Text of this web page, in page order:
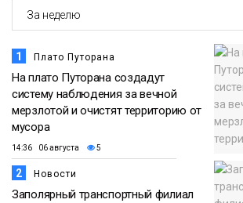
1 Плато Путорана
На плато Путорана создадут
систему наблюдения за вечной
мерзлотой и очистят территорию от
мусора
14:36 06 августа 5
2 Новости
Заполярный транспортный филиал